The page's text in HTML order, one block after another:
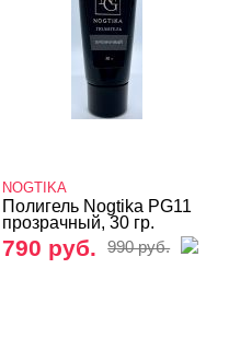
NOGTIKA
Полигель Nogtika PG11
прозрачный, 30 гр.
790 руб. 990 руб.